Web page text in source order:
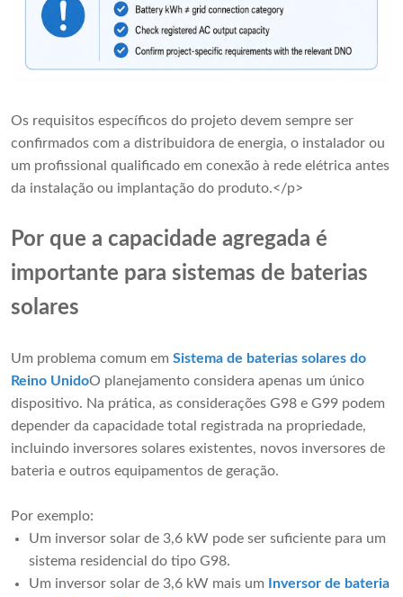
Os requisitos específicos do projeto devem sempre ser
confirmados com a distribuidora de energia, o instalador ou
um profissional qualificado em conexão à rede elétrica antes
da instalação ou implantação do produto.</p>
Por que a capacidade agregada é
importante para sistemas de baterias
solares
Um problema comum em Sistema de baterias solares do
Reino UnidoO planejamento considera apenas um único
dispositivo. Na prática, as considerações G98 e G99 podem
depender da capacidade total registrada na propriedade,
incluindo inversores solares existentes, novos inversores de
bateria e outros equipamentos de geração.
Por exemplo:
Um inversor solar de 3,6 kW pode ser suficiente para um
sistema residencial do tipo G98.
Um inversor solar de 3,6 kW mais um
Inversor de bateria